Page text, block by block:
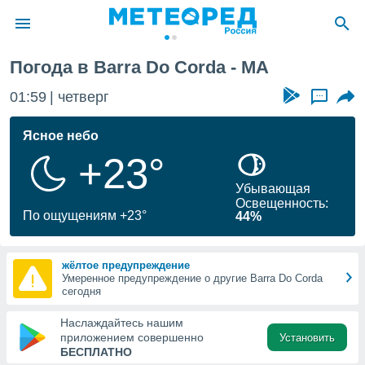
о
Вы можете
к этому
доступ
Погода в Barra Do Corda - MA
01:59 четверг ...
Ясное небо
+23°
По ощущениям +23°
Убывающая
Освещенность:
44%
жёлтое предупреждение
Умеренное предупреждение о другие Barra Do Corda
сегодня
Наслаждайтесь нашим
приложением совершенно
БЕСПЛАТНО
Установить